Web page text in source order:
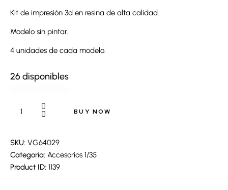
Kit de impresión 3d en resina de alta calidad.
Modelo sin pintar.
4 unidades de cada modelo.
26 disponibles
BUY NOW
SKU: VG64029
Categoría: Accesorios 1/35
Product ID: 1139